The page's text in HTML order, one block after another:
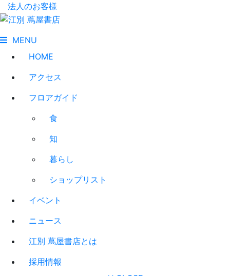
法人のお客様
MENU
HOME
アクセス
フロアガイド
食
知
暮らし
ショップリスト
イベント
ニュース
江別 蔦屋書店とは
採用情報